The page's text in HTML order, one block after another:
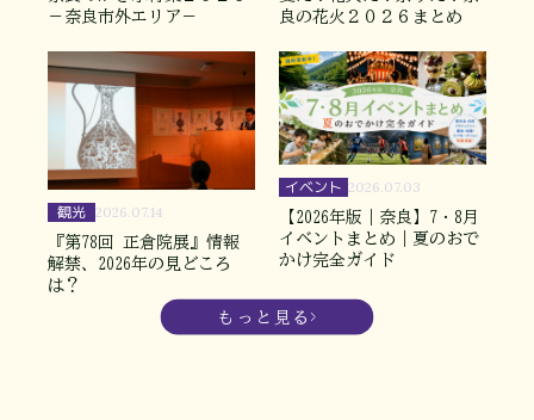
－奈良市外エリア－
良の花火２０２６まとめ
観光 2026.07.14
『第78回 正倉院展』情報
解禁、2026年の見どころ
は？
イベント 2026.07.03
【2026年版｜奈良】7・8月
イベントまとめ｜夏のおで
かけ完全ガイド
もっと見る